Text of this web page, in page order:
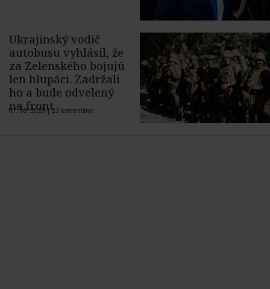
Ukrajinský vodič
autobusu vyhlásil, že
za Zelenského bojujú
len hlupáci. Zadržali
ho a bude odvelený
na front
07. 08. 2026 |23 komentárov